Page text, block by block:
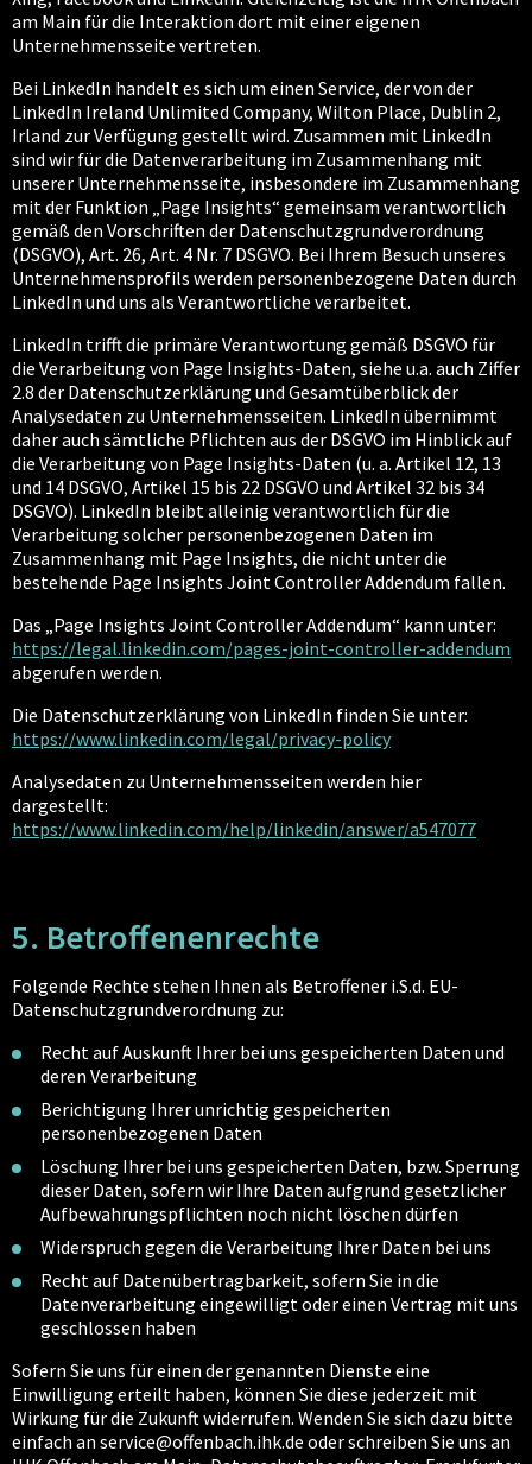
am Main für die Interaktion dort mit einer eigenen
Unternehmensseite vertreten.
Bei LinkedIn handelt es sich um einen Service, der von der
LinkedIn Ireland Unlimited Company, Wilton Place, Dublin 2,
Irland zur Verfügung gestellt wird. Zusammen mit LinkedIn
sind wir für die Datenverarbeitung im Zusammenhang mit
unserer Unternehmensseite, insbesondere im Zusammenhang
mit der Funktion „Page Insights“ gemeinsam verantwortlich
gemäß den Vorschriften der Datenschutzgrundverordnung
(DSGVO), Art. 26, Art. 4 Nr. 7 DSGVO. Bei Ihrem Besuch unseres
Unternehmensprofils werden personenbezogene Daten durch
LinkedIn und uns als Verantwortliche verarbeitet.
LinkedIn trifft die primäre Verantwortung gemäß DSGVO für
die Verarbeitung von Page Insights-Daten, siehe u.a. auch Ziffer
2.8 der Datenschutzerklärung und Gesamtüberblick der
Analysedaten zu Unternehmensseiten. LinkedIn übernimmt
daher auch sämtliche Pflichten aus der DSGVO im Hinblick auf
die Verarbeitung von Page Insights-Daten (u. a. Artikel 12, 13
und 14 DSGVO, Artikel 15 bis 22 DSGVO und Artikel 32 bis 34
DSGVO). LinkedIn bleibt alleinig verantwortlich für die
Verarbeitung solcher personenbezogenen Daten im
Zusammenhang mit Page Insights, die nicht unter die
bestehende Page Insights Joint Controller Addendum fallen.
Das „Page Insights Joint Controller Addendum“ kann unter:
https://legal.linkedin.com/pages-joint-controller-addendum
abgerufen werden.
Die Datenschutzerklärung von LinkedIn finden Sie unter:
https://www.linkedin.com/legal/privacy-policy
Analysedaten zu Unternehmensseiten werden hier
dargestellt:
https://www.linkedin.com/help/linkedin/answer/a547077
5. Betroffenenrechte
Folgende Rechte stehen Ihnen als Betroffener i.S.d. EU-
Datenschutzgrundverordnung zu:
Recht auf Auskunft Ihrer bei uns gespeicherten Daten und
deren Verarbeitung
Berichtigung Ihrer unrichtig gespeicherten
personenbezogenen Daten
Löschung Ihrer bei uns gespeicherten Daten, bzw. Sperrung
dieser Daten, sofern wir Ihre Daten aufgrund gesetzlicher
Aufbewahrungspflichten noch nicht löschen dürfen
Widerspruch gegen die Verarbeitung Ihrer Daten bei uns
Recht auf Datenübertragbarkeit, sofern Sie in die
Datenverarbeitung eingewilligt oder einen Vertrag mit uns
geschlossen haben
Sofern Sie uns für einen der genannten Dienste eine
Einwilligung erteilt haben, können Sie diese jederzeit mit
Wirkung für die Zukunft widerrufen. Wenden Sie sich dazu bitte
einfach an service@offenbach.ihk.de oder schreiben Sie uns an